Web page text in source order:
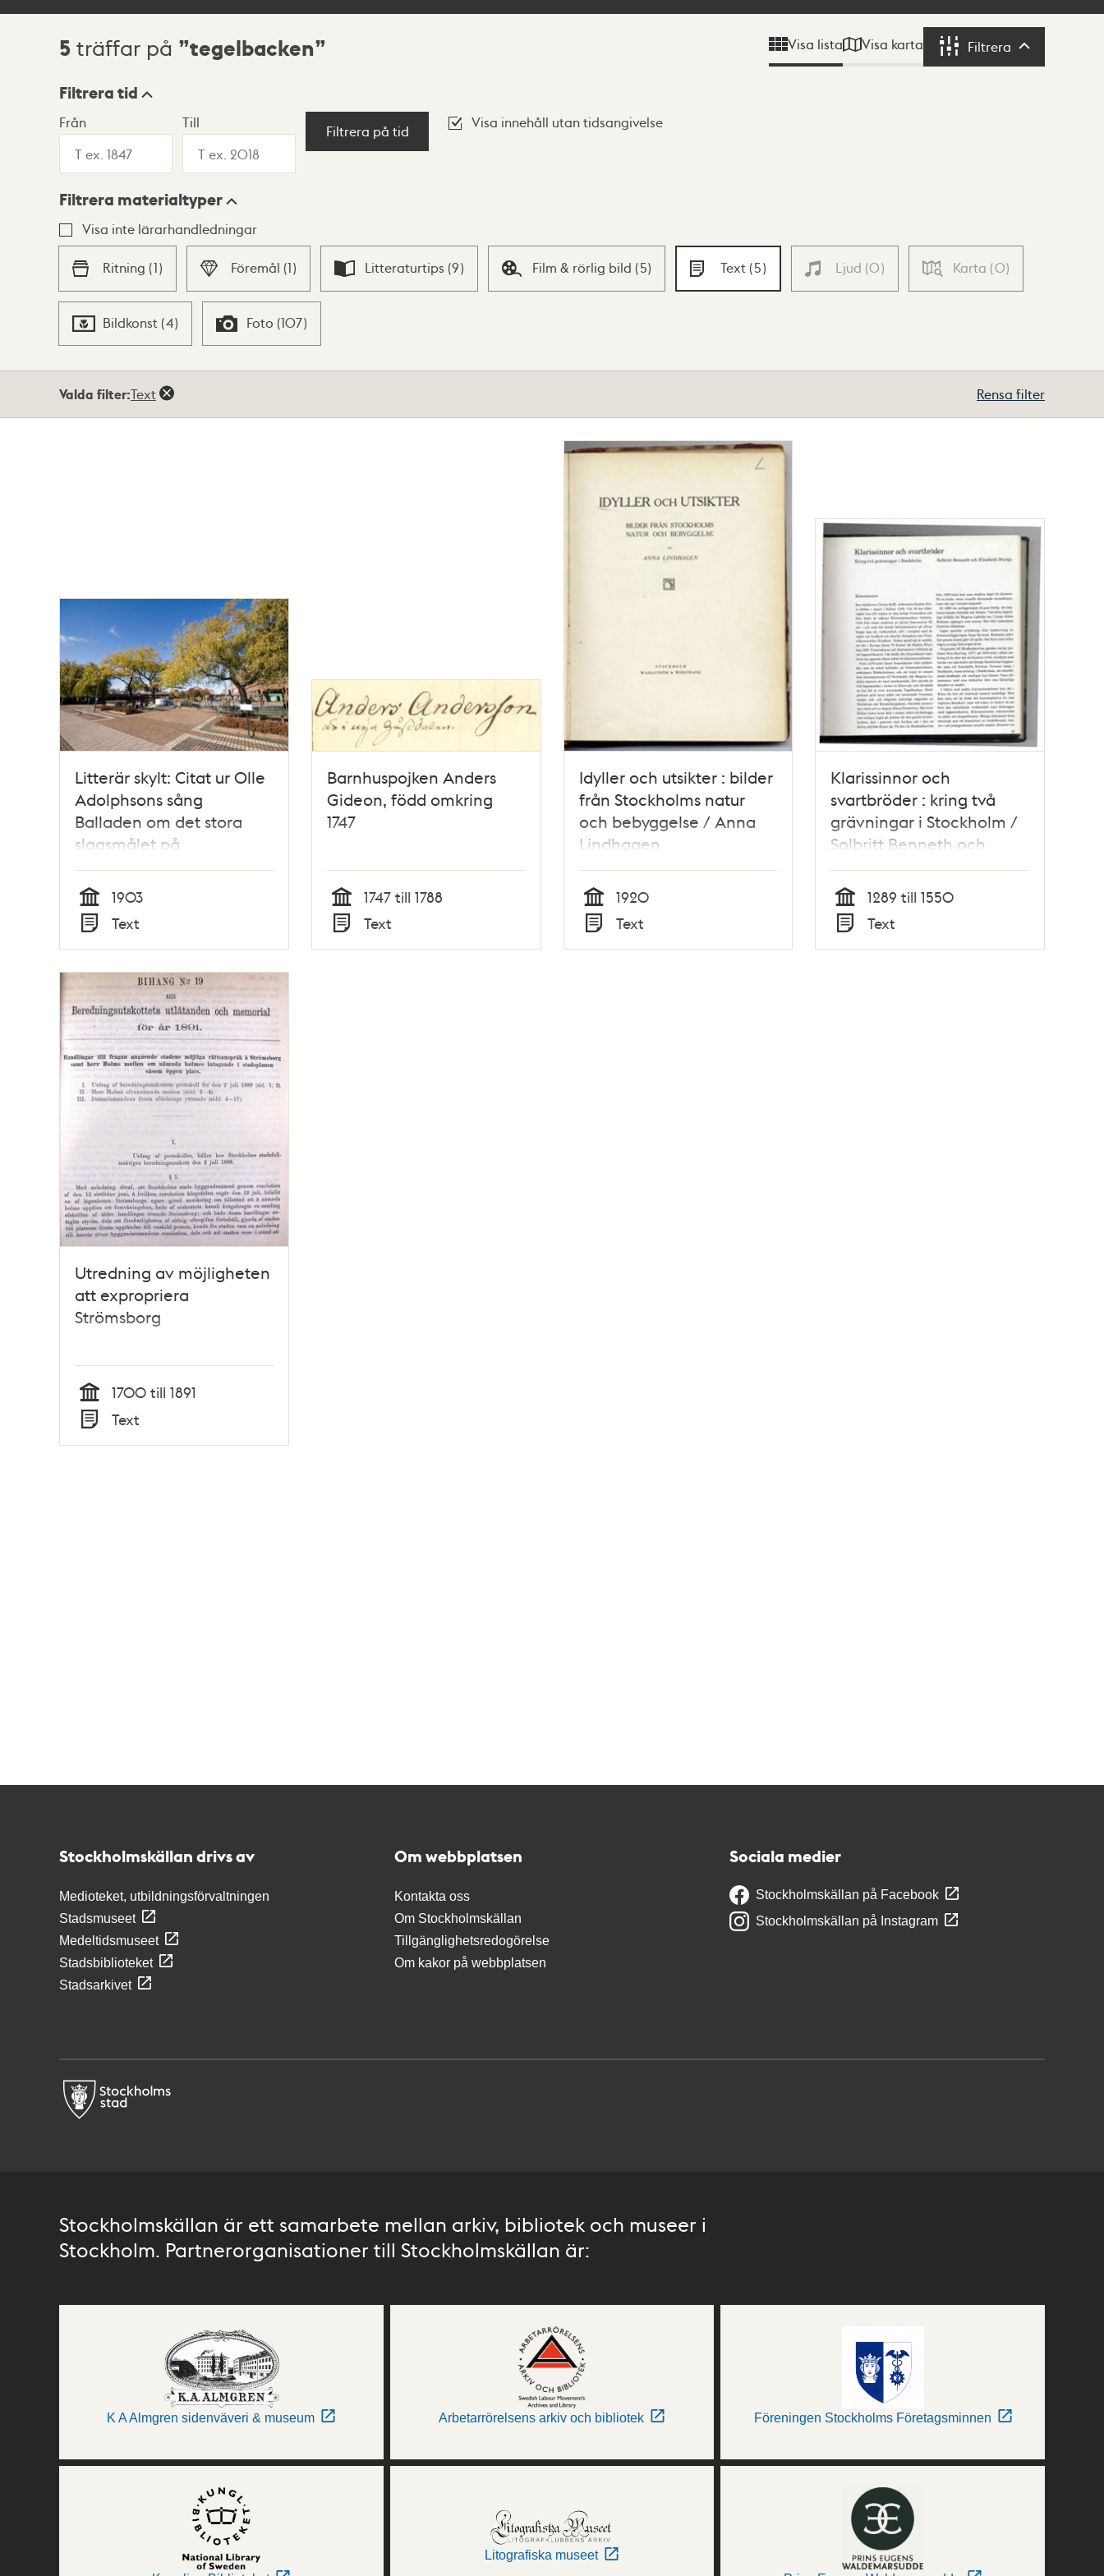
Sökresultat
5 träffar på tegelbacken Visa lista Visa karta Filtrera Filtrera
Visningsläge
Lista Karta
Filtrera tid
Från Till
Filtrera på tid
Visa innehåll utan tidsangivelse
Filtrera materialtyper
Visa inte lärarhandledningar
Ritning (1) Föremål (1) Litteraturtips (9) Film & rörlig bild (5) Text (5) Ljud (0) Karta (0)
Bildkonst (4) Foto (107)
Valda filter:Text Rensa filter
Litterär skylt: Citat ur Olle
Adolphsons sång
Balladen om det stora
slagsmålet på
Tegelbacken
Tid
1903
Typ
Text
Barnhuspojken Anders
Gideon, född omkring
1747
Tid
1747 till 1788
Typ
Text
Idyller och utsikter : bilder
från Stockholms natur
och bebyggelse / Anna
Lindhagen
Tid
1920
Typ
Text
Klarissinnor och
svartbröder : kring två
grävningar i Stockholm /
Solbritt Benneth och
Elisabeth Brynja
Tid
1289 till 1550
Typ
Text
Utredning av möjligheten
att expropriera
Strömsborg
Tid
1700 till 1891
Typ
Text
Stockholmskällan drivs av
Medioteket, utbildningsförvaltningen
Stadsmuseet
Medeltidsmuseet
Stadsbiblioteket
Stadsarkivet
Om webbplatsen
Kontakta oss
Om Stockholmskällan
Tillgänglighetsredogörelse
Om kakor på webbplatsen
Sociala medier
Stockholmskällan på Facebook
Stockholmskällan på Instagram
Stockholmskällan är ett samarbete mellan arkiv, bibliotek och museer i
Stockholm. Partnerorganisationer till Stockholmskällan är:
K A Almgren sidenväveri & museum Arbetarrörelsens arkiv och bibliotek Föreningen Stockholms Företagsminnen
Litografiska museet